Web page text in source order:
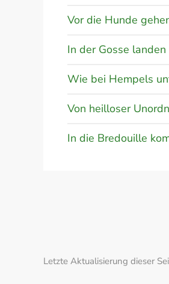
Vor die Hunde
In der Gosse landen
Wie bei Hempels
Von heilloser
In die Bredouille
Letzte Aktualisierung dieser